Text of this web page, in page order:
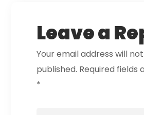
Leave a
Your email address will
published. Required fields
*